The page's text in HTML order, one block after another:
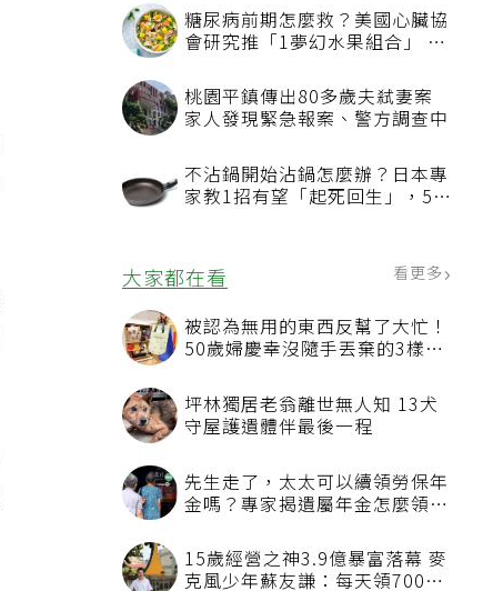
糖尿病前期怎麼救？美國心臟協
會研究推「1夢幻水果組合」 酪
桃園平鎮傳出80多歲夫弒妻案
家人發現緊急報案、警方調查中
不沾鍋開始沾鍋怎麼辦？日本專
家教1招有望「起死回生」，5情
大家都在看
被認為無用的東西反幫了大忙！
50歲婦慶幸沒隨手丟棄的3樣物
坪林獨居老翁離世無人知 13犬
守屋護遺體伴最後一程
先生走了，太太可以續領勞保年
看順位還要看資格
15歲經營之神3.9億暴富落幕 麥